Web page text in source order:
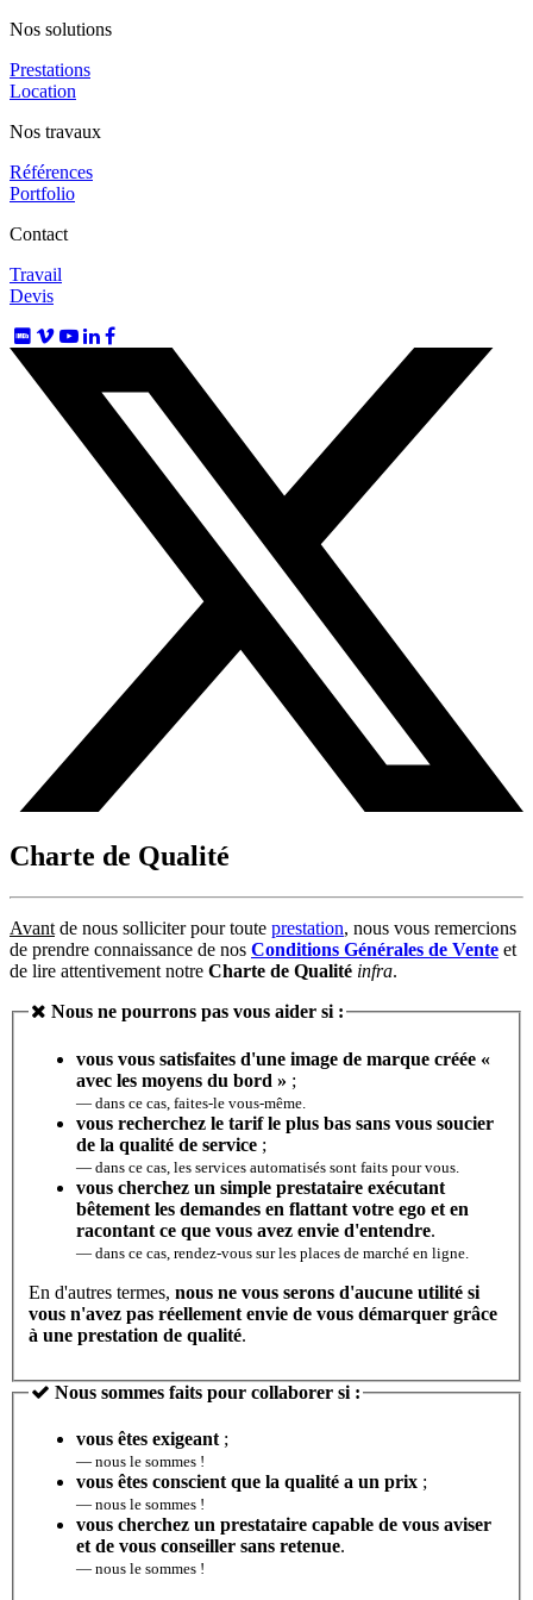
Nos solutions
Prestations
Location
Nos travaux
Références
Portfolio
Contact
Travail
Devis
Charte de Qualité
Avant de nous solliciter pour toute prestation, nous vous remercions
de prendre connaissance de nos Conditions Générales de Vente et
de lire attentivement notre Charte de Qualité infra.
Nous ne pourrons pas vous aider si :
vous vous satisfaites d'une image de marque créée «
avec les moyens du bord » ;
— dans ce cas, faites-le vous-même.
vous recherchez le tarif le plus bas sans vous soucier
de la qualité de service ;
— dans ce cas, les services automatisés sont faits pour vous.
vous cherchez un simple prestataire exécutant
bêtement les demandes en flattant votre ego et en
racontant ce que vous avez envie d'entendre.
— dans ce cas, rendez-vous sur les places de marché en ligne.
En d'autres termes, nous ne vous serons d'aucune utilité si
vous n'avez pas réellement envie de vous démarquer grâce
à une prestation de qualité.
Nous sommes faits pour collaborer si :
vous êtes exigeant;
— nous le sommes !
vous êtes conscient que la qualité a un prix ;
— nous le sommes !
vous cherchez un prestataire capable de vous aviser
et de vous conseiller sans retenue.
— nous le sommes !